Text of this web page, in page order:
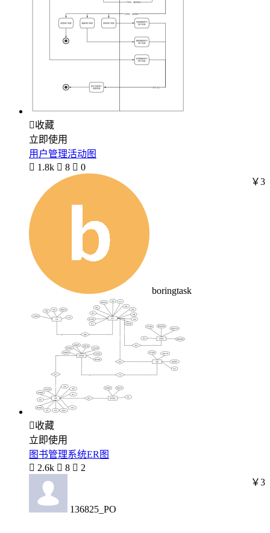
收藏
立即使用
用户管理活动图
 1.8k  8  0
boringtask
￥3
收藏
立即使用
图书管理系统ER图
 2.6k  8  2
136825_PO
￥3